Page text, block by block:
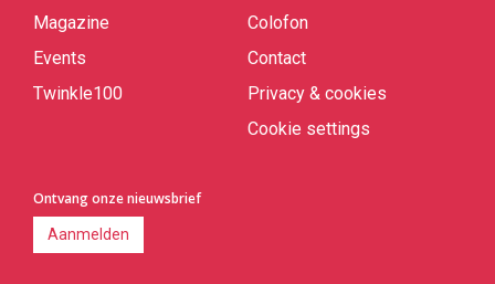
Magazine
Events
Twinkle100
Colofon
Contact
Privacy & cookies
Cookie settings
Ontvang onze nieuwsbrief
Aanmelden